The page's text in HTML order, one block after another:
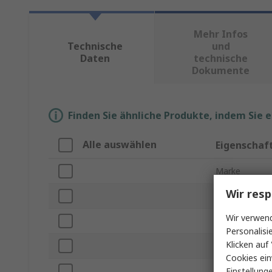
Technische
Daten
Mehr Infos
und
technische
Dokumente
Finden Sie ähnliche Produkte, indem
Alle auswählen
Marke
Produkt Typ
Serie
Anzahl der
Wir
Wir
Klicken
Cookies